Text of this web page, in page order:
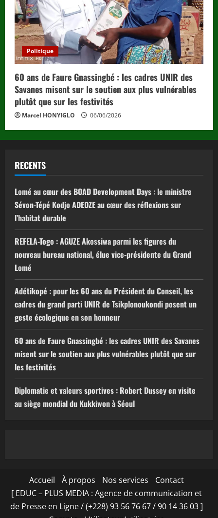
Politique
60 ans de Faure Gnassingbé : les cadres UNIR des
Savanes misent sur le soutien aux plus vulnérables
plutôt que sur les festivités
Marcel HONYIGLO 06/06/2026
RECENTS
Lomé au cœur des BOAD Development Days : le ministre
Sévon-Tépé Kodjo ADEDZE au cœur des réflexions sur
l’habitat durable
REFELA-Togo : AGUZE Akossiwa parmi les figures du
nouveau bureau national, élue vice-présidente du Grand
Lomé
Adétikopé : pour les 60 ans du Président du Conseil, les
cadres du grand parti UNIR de Tsikplonoukondi posent un
geste écologique en son honneur
60 ans de Faure Gnassingbé : les cadres UNIR des Savanes
misent sur le soutien aux plus vulnérables plutôt que sur
les festivités
Diplomatie et valeurs sportives : Robert Dussey en visite
au siège mondial du Kukkiwon à Séoul
Accueil À propos Nos services
Contact
[ EDUC – PLUS MEDIA : Agence de communication et
de Presse en Ligne / (+228) 93 56 76 67 / 90 14 36 03 ]